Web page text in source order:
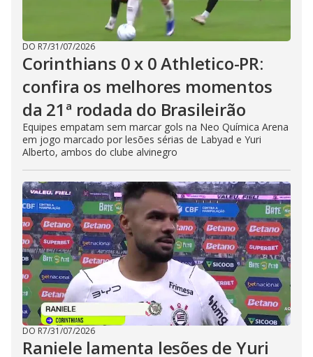
DO R7/31/07/2026
Corinthians 0 x 0 Athletico-PR:
confira os melhores momentos
da 21ª rodada do Brasileirão
Equipes empatam sem marcar gols na Neo Química Arena
em jogo marcado por lesões sérias de Labyad e Yuri
Alberto, ambos do clube alvinegro
DO R7/31/07/2026
Raniele lamenta lesões de Yuri